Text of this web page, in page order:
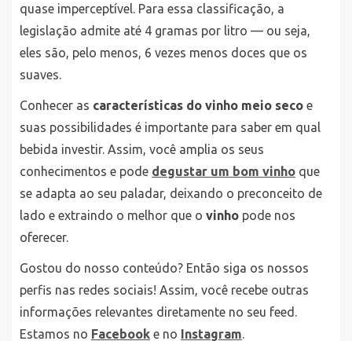
quase imperceptível. Para essa classificação, a
legislação admite até 4 gramas por litro — ou seja,
eles são, pelo menos, 6 vezes menos doces que os
suaves.
Conhecer as características do vinho meio seco e
suas possibilidades é importante para saber em qual
bebida investir. Assim, você amplia os seus
conhecimentos e pode degustar um bom vinho que
se adapta ao seu paladar, deixando o preconceito de
lado e extraindo o melhor que o vinho pode nos
oferecer.
Gostou do nosso conteúdo? Então siga os nossos
perfis nas redes sociais! Assim, você recebe outras
informações relevantes diretamente no seu feed.
Estamos no Facebook e no Instagram.